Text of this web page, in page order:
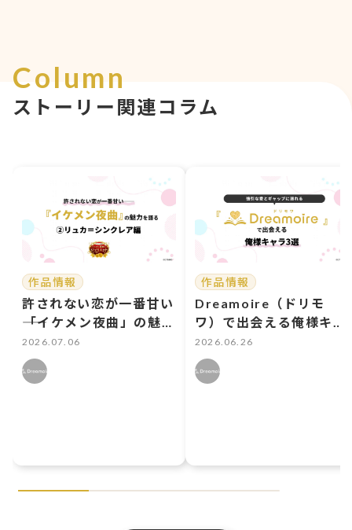
Column
ストーリー関連コラム
作品情報
許されない恋が一番甘い
――「イケメン夜曲」の魅力
を語る ②リュカ＝シン
クレア編
2026.07.06
作品情報
Dreamoire（ドリモ
ワ）で出会える俺様キャ
ラ3選 強引な愛とギャ
ップに溺れる
2026.06.26